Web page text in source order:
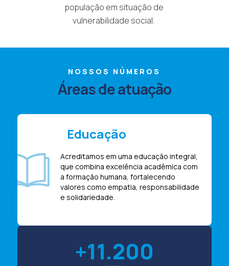
população em situação de
vulnerabilidade social.
NOSSOS NÚMEROS
Áreas de atuação
Educação
Acreditamos em uma educação integral,
que combina excelência acadêmica com
a formação humana, fortalecendo
valores como empatia, responsabilidade
e solidariedade.
11.200